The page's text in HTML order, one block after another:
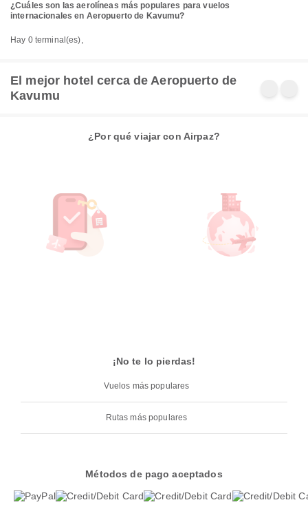
¿Cuáles son las aerolíneas más populares para vuelos
internacionales en Aeropuerto de Kavumu?
Hay 0 terminal(es),
El mejor hotel cerca de Aeropuerto de
Kavumu
¿Por qué viajar con Airpaz?
¡No te lo pierdas!
Vuelos más populares
Rutas más populares
Métodos de pago aceptados